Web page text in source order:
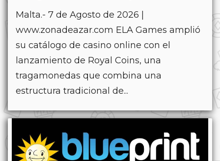
Malta.- 7 de Agosto de 2026 |
www.zonadeazar.com ELA Games amplió
su catálogo de casino online con el
lanzamiento de Royal Coins, una
tragamonedas que combina una
estructura tradicional de...